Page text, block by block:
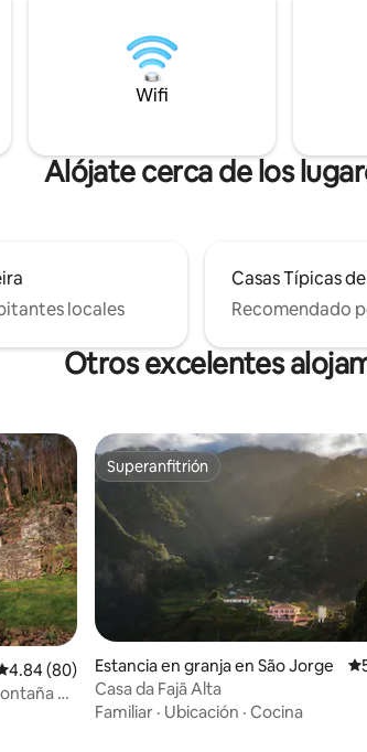
aire
proporcionando una mezcla
comodidad y serenidad.
Wifi
Alójate cerca de los
locales
Casas Típicas
Recomendado
Otros excelentes
promedio: 4.84 de 5; 80 evaluaciones
4.84 (80)
de
Superanfitrión
Superanfitrión
Estancia en granja en São Jorge
Casa da Fajã Alta
Familiar · Ubicación · Cocina